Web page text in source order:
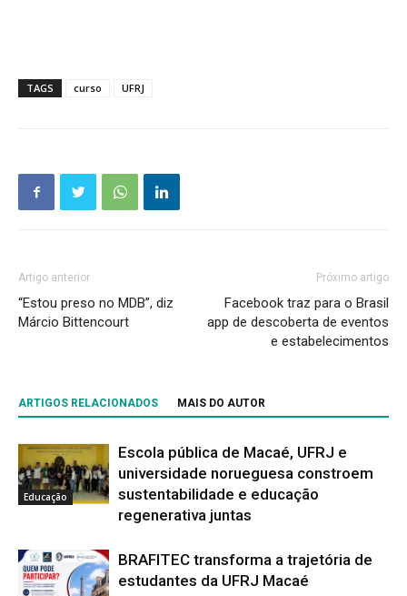
TAGS curso UFRJ
Artigo anterior
“Estou preso no MDB”, diz
Márcio Bittencourt
Próximo artigo
Facebook traz para o Brasil
app de descoberta de eventos
e estabelecimentos
ARTIGOS RELACIONADOS MAIS DO AUTOR
Educação
Escola pública de Macaé, UFRJ e
universidade norueguesa constroem
sustentabilidade e educação
regenerativa juntas
BRAFITEC transforma a trajetória de
estudantes da UFRJ Macaé